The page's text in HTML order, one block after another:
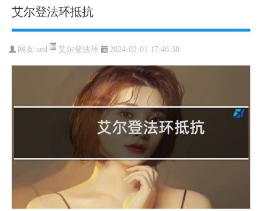
艾尔登法环抵抗
网友:aed 艾尔登法环 2024-02-01 17:46:38